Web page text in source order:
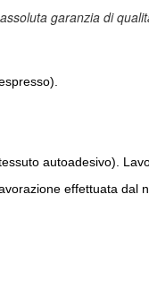
garanzia di
autoadesivo).
effettuata dal